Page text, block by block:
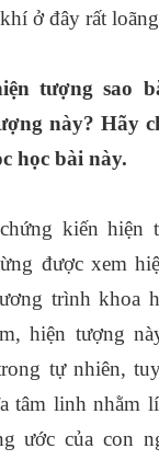
ở đây rất
tượng sao
này? Hãy
học bài này.
kiến hiện
được xem
trình khoa
hiện tượng
tự nhiên,
tâm linh nhằm
ước của con